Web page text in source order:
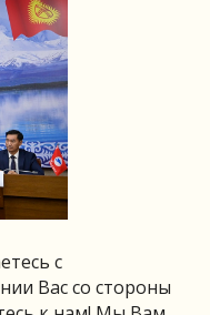
с
Вас со стороны